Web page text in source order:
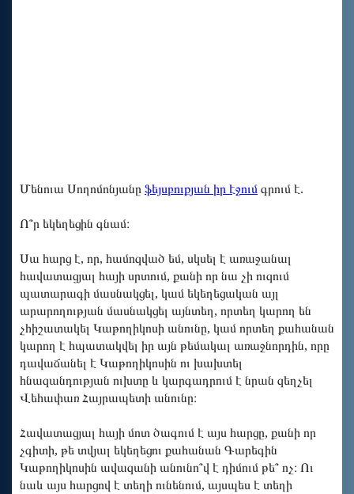
Մենուա Սողոմոնյանը ֆեյսբուքյան իր էջում գրում է.
Ո՞ր եկեղեցին գնամ։
Սա հարց է, որ, համոզված եմ, սկսել է առաջանալ
հավատացյալ հայի սրտում, քանի որ նա չի ուզում
պատարագի մասնակցել, կամ եկեղեցական այլ
արարողության մասնակցել այնտեղ, որտեղ կարող են
չհիշատակել Կաթողիկոսի անունը, կամ որտեղ քահանան
կարող է հպատակվել իր այն թեմակալ առաջնորդին, որը
դավաճանել է Կաթողիկոսին ու խախտել
հնազանդության ուխտը և կարգադրում է նրան զեղչել
Վեհափառ Հայրապետի անունը։
Հավատացյալ հայի մոտ ծագում է այս հարցը, քանի որ
չգիտի, թե տվյալ եկեղեցու քահանան Գարեգին
Կաթողիկոսին ավազանի անունո՞վ է դիմում թե՞ ոչ։ Ու
նաև այս հարցով է տեղի ունենում, այսպես է տեղի